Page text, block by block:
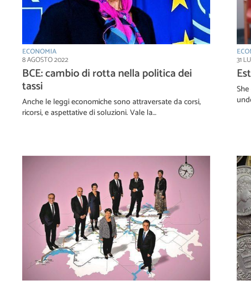
ECONOMIA
8 AGOSTO 2022
BCE: cambio di rotta nella politica dei
tassi
Anche le leggi economiche sono attraversate da corsi,
ricorsi, e aspettative di soluzioni. Vale la…
31